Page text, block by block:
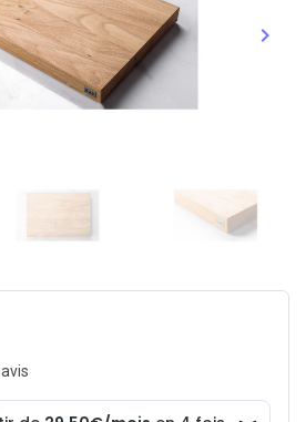
keyboard_arrow_right
avis